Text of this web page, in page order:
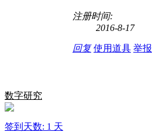
注册时间:
2016-8-17
回复 使用道具 举报
数字研究
签到天数: 1 天